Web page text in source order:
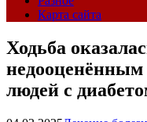
Карта сайта
Ходьба
людей с